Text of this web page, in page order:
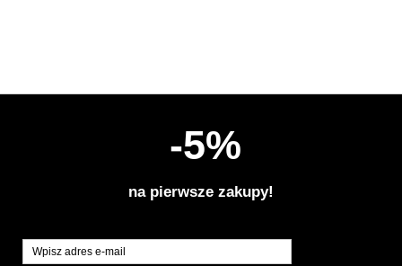
-5%
na pierwsze zakupy!